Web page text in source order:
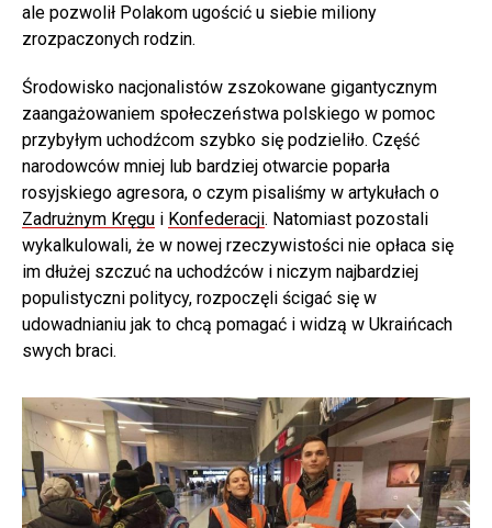
ale pozwolił Polakom ugościć u siebie miliony
zrozpaczonych rodzin.
Środowisko nacjonalistów zszokowane gigantycznym
zaangażowaniem społeczeństwa polskiego w pomoc
przybyłym uchodźcom szybko się podzieliło. Część
narodowców mniej lub bardziej otwarcie poparła
rosyjskiego agresora, o czym pisaliśmy w artykułach o
Zadrużnym Kręgu i Konfederacji. Natomiast pozostali
wykalkulowali, że w nowej rzeczywistości nie opłaca się
im dłużej szczuć na uchodźców i niczym najbardziej
populistyczni politycy, rozpoczęli ścigać się w
udowadnianiu jak to chcą pomagać i widzą w Ukraińcach
swych braci.